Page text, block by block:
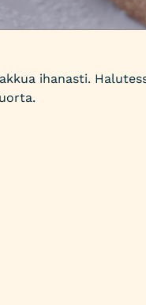
ihanasti.